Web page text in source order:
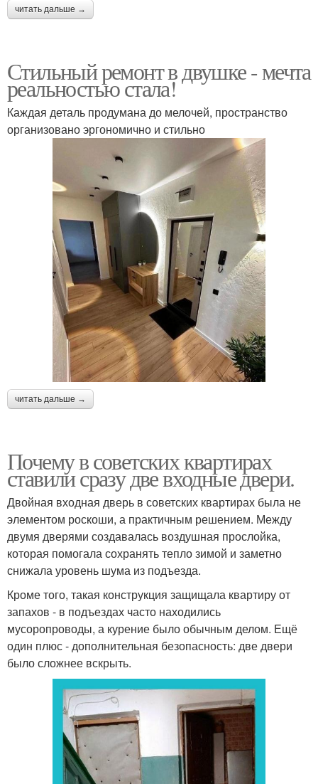
читать дальше →
Стильный ремонт в двушке - мечта
реальностью стала!
Каждая деталь продумана до мелочей, пространство
организовано эргономично и стильно
читать дальше →
Почему в советских квартирах
ставили сразу две входные двери.
Двойная входная дверь в советских квартирах была не
элементом роскоши, а практичным решением. Между
двумя дверями создавалась воздушная прослойка,
которая помогала сохранять тепло зимой и заметно
снижала уровень шума из подъезда.
Кроме того, такая конструкция защищала квартиру от
запахов - в подъездах часто находились
мусоропроводы, а курение было обычным делом. Ещё
один плюс - дополнительная безопасность: две двери
было сложнее вскрыть.